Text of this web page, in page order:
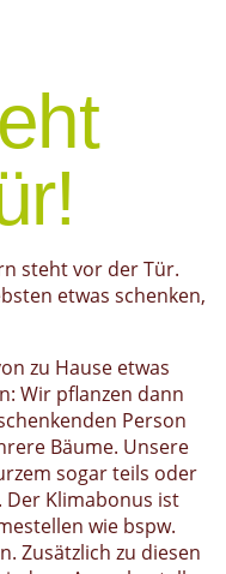
steht vor der Tür.
etwas schenken,
zu Hause etwas
Wir pflanzen dann
Person
Bäume. Unsere
sogar teils oder
Klimabonus ist
wie bspw.
Zusätzlich zu diesen